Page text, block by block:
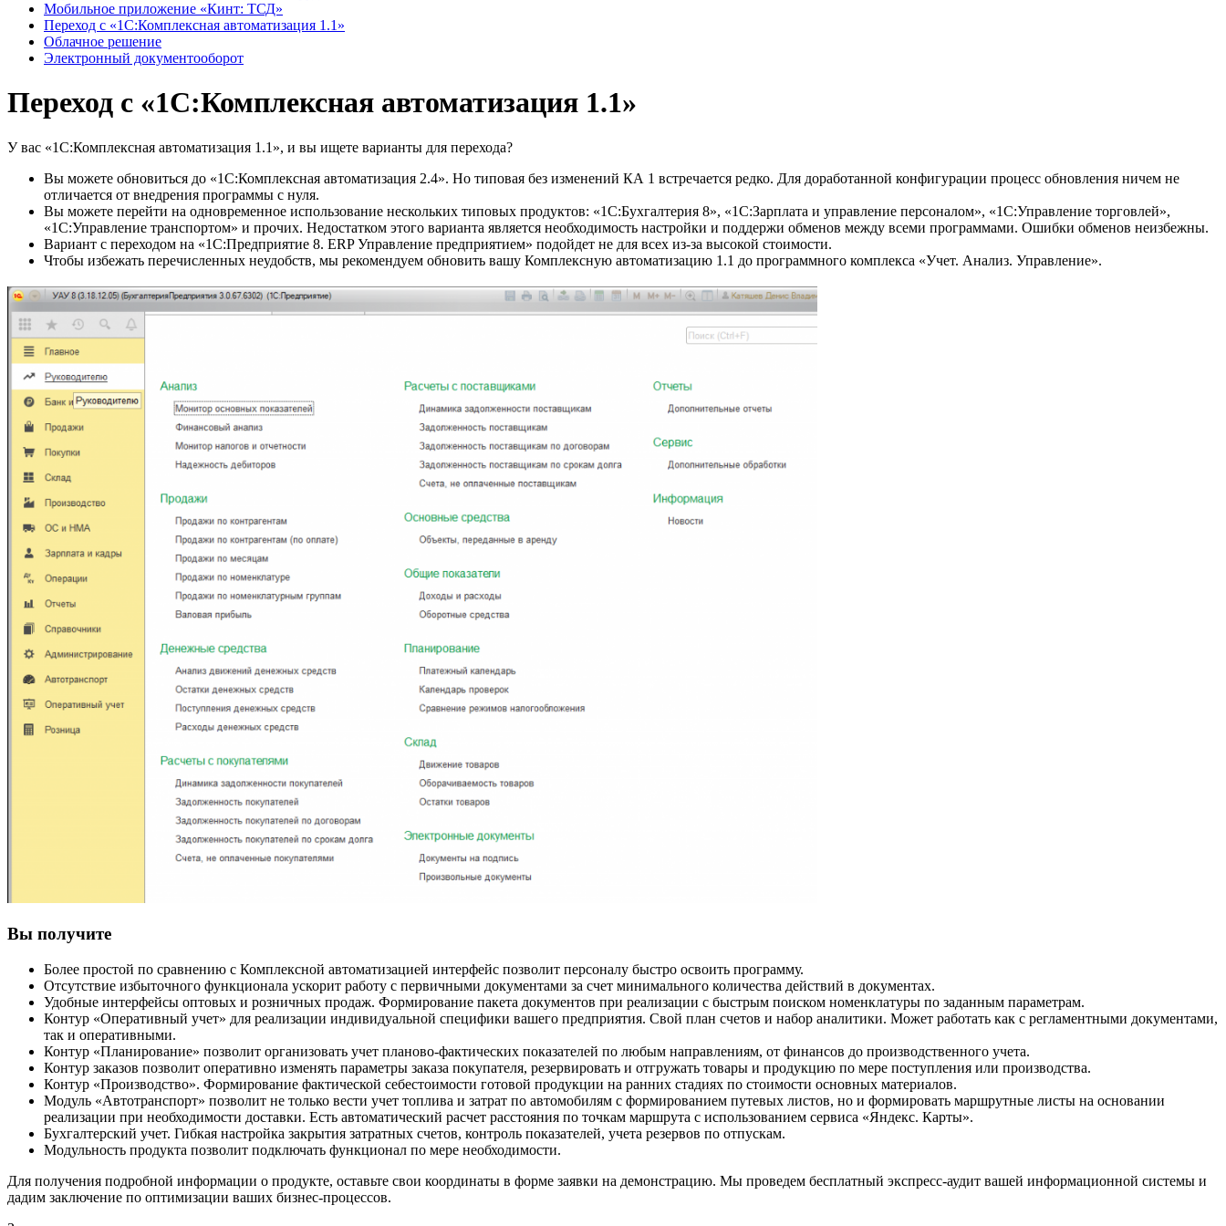
Мобильное приложение «Кинт: ТСД»
Переход с «1С:Комплексная автоматизация 1.1»
Облачное решение
Электронный документооборот
Переход с «1С:Комплексная автоматизация 1.1»
У вас «1С:Комплексная автоматизация 1.1», и вы ищете варианты для перехода?
Вы можете обновиться до «1С:Комплексная автоматизация 2.4». Но типовая без изменений КА 1 встречается редко. Для доработанной конфигурации процесс обновления ничем не
отличается от внедрения программы с нуля.
Вы можете перейти на одновременное использование нескольких типовых продуктов: «1С:Бухгалтерия 8», «1С:Зарплата и управление персоналом», «1С:Управление торговлей»,
«1С:Управление транспортом» и прочих. Недостатком этого варианта является необходимость настройки и поддержи обменов между всеми программами. Ошибки обменов неизбежны.
Вариант с переходом на «1С:Предприятие 8. ERP Управление предприятием» подойдет не для всех из-за высокой стоимости.
Чтобы избежать перечисленных неудобств, мы рекомендуем обновить вашу Комплексную автоматизацию 1.1 до программного комплекса «Учет. Анализ. Управление».
Вы получите
Более простой по сравнению с Комплексной автоматизацией интерфейс позволит персоналу быстро освоить программу.
Отсутствие избыточного функционала ускорит работу с первичными документами за счет минимального количества действий в документах.
Удобные интерфейсы оптовых и розничных продаж. Формирование пакета документов при реализации с быстрым поиском номенклатуры по заданным параметрам.
Контур «Оперативный учет» для реализации индивидуальной специфики вашего предприятия. Свой план счетов и набор аналитики. Может работать как с регламентными документами,
так и оперативными.
Контур «Планирование» позволит организовать учет планово-фактических показателей по любым направлениям, от финансов до производственного учета.
Контур заказов позволит оперативно изменять параметры заказа покупателя, резервировать и отгружать товары и продукцию по мере поступления или производства.
Контур «Производство». Формирование фактической себестоимости готовой продукции на ранних стадиях по стоимости основных материалов.
Модуль «Автотранспорт» позволит не только вести учет топлива и затрат по автомобилям с формированием путевых листов, но и формировать маршрутные листы на основании
реализации при необходимости доставки. Есть автоматический расчет расстояния по точкам маршрута с использованием сервиса «Яндекс. Карты».
Бухгалтерский учет. Гибкая настройка закрытия затратных счетов, контроль показателей, учета резервов по отпускам.
Модульность продукта позволит подключать функционал по мере необходимости.
Для получения подробной информации о продукте, оставьте свои координаты в форме заявки на демонстрацию. Мы проведем бесплатный экспресс-аудит вашей информационной системы и
дадим заключение по оптимизации ваших бизнес-процессов.